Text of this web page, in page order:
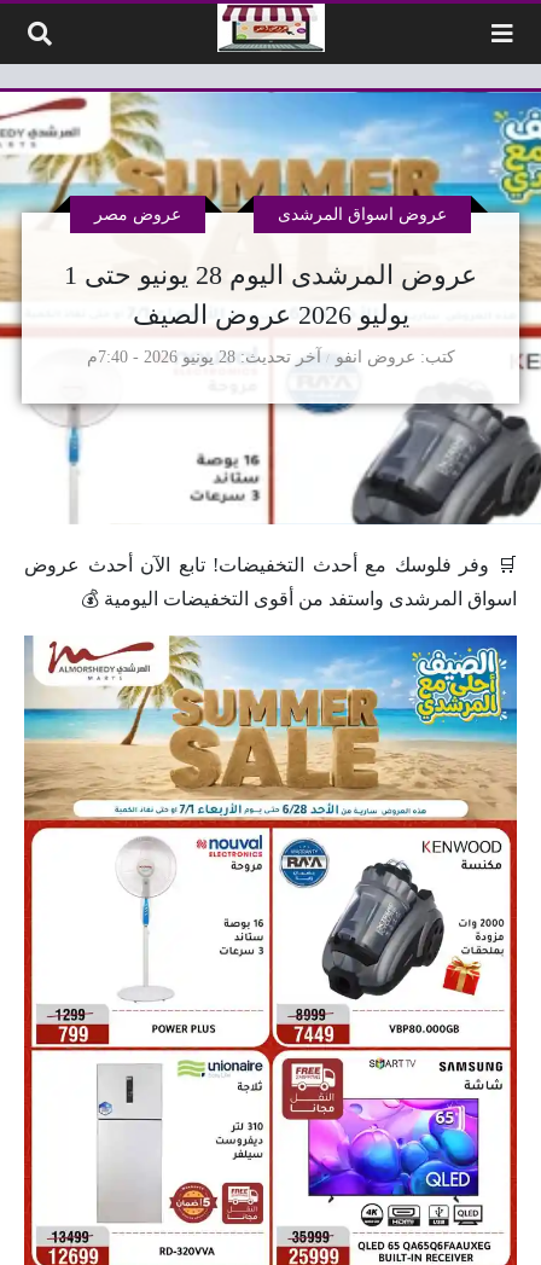
عروض المرشدى اليوم 28 يونيو حتى 1
يوليو 2026 عروض الصيف
كتب عروض انفو
عروض اسواق المرشدى عروض مصر
آخر تحديث 28 يونيو 2026 - 7:40م
🛒 وفر فلوسك مع أحدث التخفيضات! تابع الآن أحدث عروض
اسواق المرشدى واستفد من أقوى التخفيضات اليومية 💰